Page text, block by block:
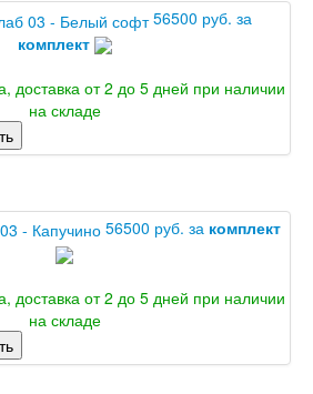
дверей Альтекс
дверей Элеганс
Верда
дверей Лофт
дверей Некст
дверей Техно
Про
Про
ВФД
56500 руб. за
комплект
доставка от 2 до 5 дней при наличии
на складе
56500 руб. за комплект
доставка от 2 до 5 дней при наличии
на складе